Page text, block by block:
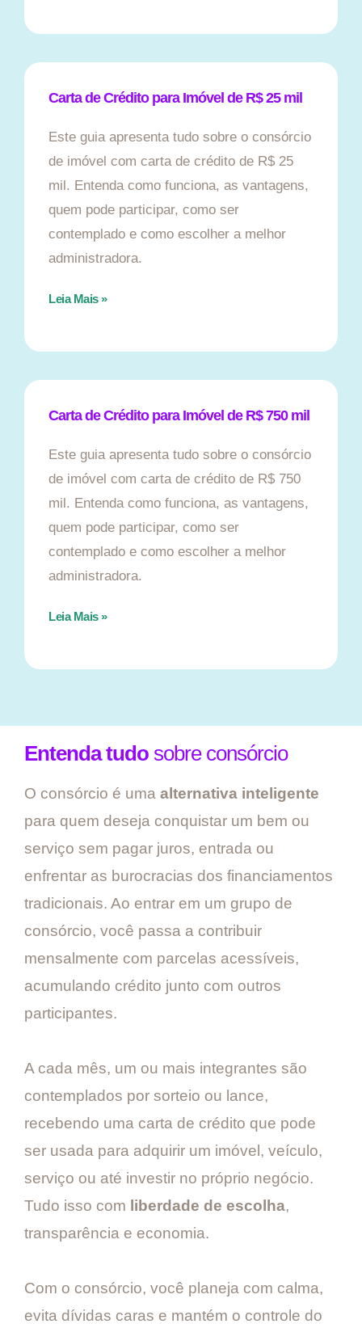
Carta de Crédito para Imóvel de R$ 25 mil
Este guia apresenta tudo sobre o consórcio
de imóvel com carta de crédito de R$ 25
mil. Entenda como funciona, as vantagens,
quem pode participar, como ser
contemplado e como escolher a melhor
administradora.
Leia Mais »
Carta de Crédito para Imóvel de R$ 750 mil
Este guia apresenta tudo sobre o consórcio
de imóvel com carta de crédito de R$ 750
mil. Entenda como funciona, as vantagens,
quem pode participar, como ser
contemplado e como escolher a melhor
administradora.
Leia Mais »
Entenda tudo sobre consórcio
O consórcio é uma alternativa inteligente
para quem deseja conquistar um bem ou
serviço sem pagar juros, entrada ou
enfrentar as burocracias dos financiamentos
tradicionais. Ao entrar em um grupo de
consórcio, você passa a contribuir
mensalmente com parcelas acessíveis,
acumulando crédito junto com outros
participantes.
A cada mês, um ou mais integrantes são
contemplados por sorteio ou lance,
recebendo uma carta de crédito que pode
ser usada para adquirir um imóvel, veículo,
serviço ou até investir no próprio negócio.
Tudo isso com liberdade de escolha,
transparência e economia.
Com o consórcio, você planeja com calma,
evita dívidas caras e mantém o controle do